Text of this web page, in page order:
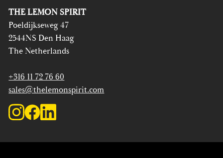
THE LEMON SPIRIT
Poeldijkseweg 47
2544NS Den Haag
The Netherlands
+316 11 72 76 60
sales@thelemonspirit.com